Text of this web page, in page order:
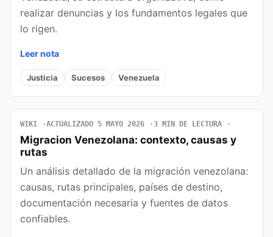
realizar denuncias y los fundamentos legales que
lo rigen.
Leer nota
Justicia Sucesos Venezuela
WIKI ACTUALIZADO 5 MAYO 2026 3 MIN DE LECTURA
Migracion Venezolana: contexto, causas y
rutas
Un análisis detallado de la migración venezolana:
causas, rutas principales, países de destino,
documentación necesaria y fuentes de datos
confiables.